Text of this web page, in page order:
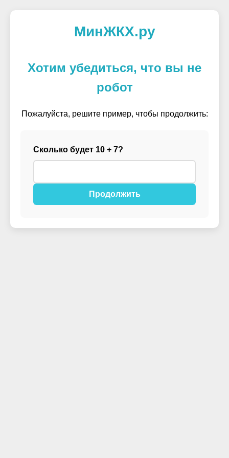
МинЖКХ.ру
Хотим убедиться, что вы не
робот
Пожалуйста, решите пример, чтобы продолжить:
Сколько будет 10 + 7?
Продолжить